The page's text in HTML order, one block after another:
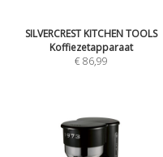
SILVERCREST KITCHEN TOOLS
Koffiezetapparaat
€ 86,99